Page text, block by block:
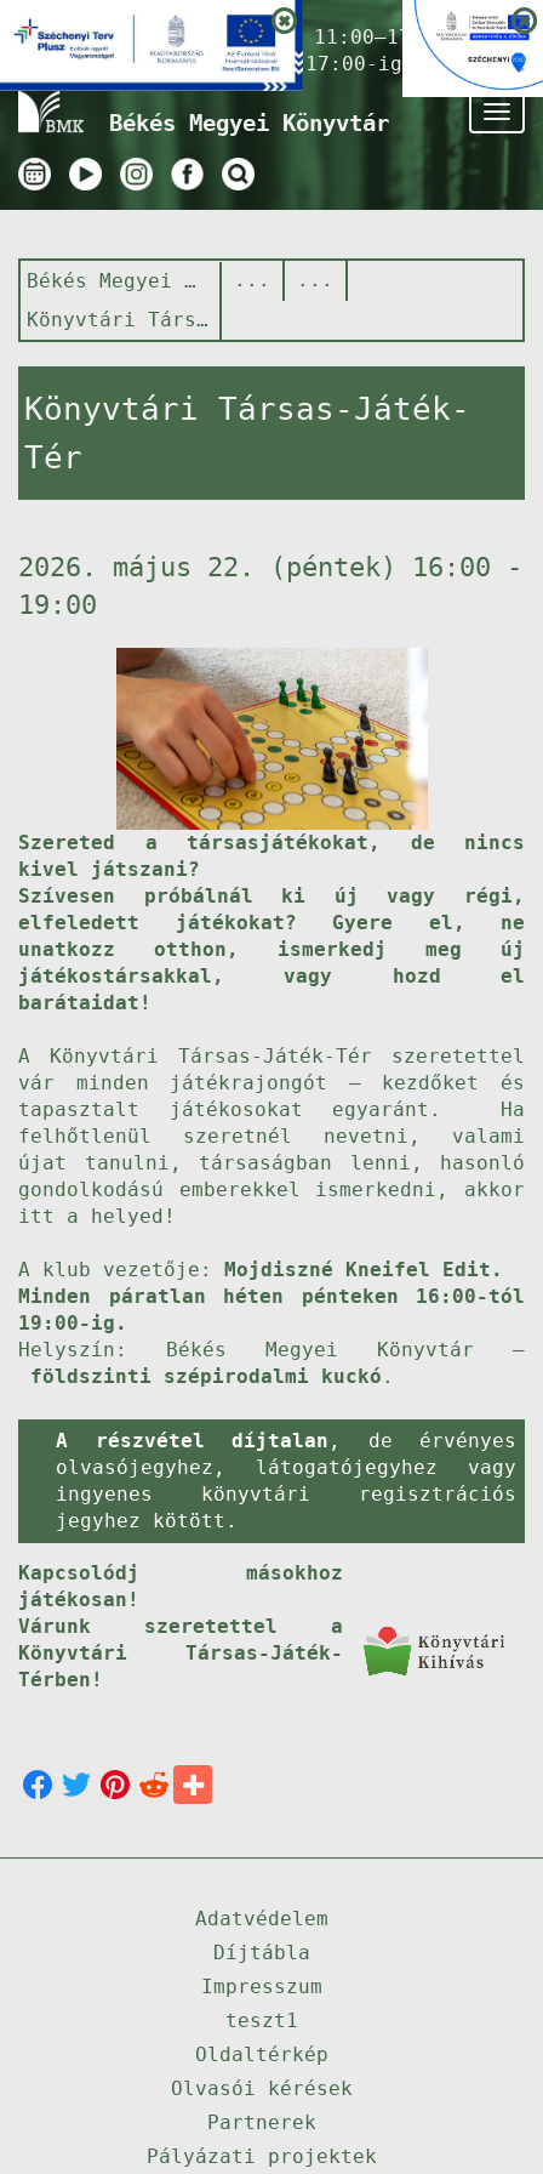
Nyitvatartás ma:11:00–17:00
(Gyermekkönyvtár 17:00-ig)
Békés Megyei Könyvtár
Békés Megyei Könyvtár
Könyvtári Társas-Játék-Tér
Könyvtári Társas-Játék-
Tér
2026. május 22. (péntek) 16:00 -
19:00
Szereted a társasjátékokat, de nincs
kivel játszani?
Szívesen próbálnál ki új vagy régi,
elfeledett játékokat? Gyere el, ne
unatkozz otthon, ismerkedj meg új
játékostársakkal, vagy hozd el
barátaidat!
A Könyvtári Társas-Játék-Tér szeretettel
vár minden játékrajongót – kezdőket és
tapasztalt játékosokat egyaránt. Ha
felhőtlenül szeretnél nevetni, valami
újat tanulni, társaságban lenni, hasonló
gondolkodású emberekkel ismerkedni, akkor
itt a helyed!
A klub vezetője: Mojdiszné Kneifel Edit.
Minden páratlan héten pénteken 16:00-tól
19:00-ig.
Helyszín: Békés Megyei Könyvtár –
földszinti szépirodalmi kuckó .
A részvétel díjtalan , de érvényes
olvasójegyhez, látogatójegyhez vagy
ingyenes könyvtári regisztrációs
jegyhez kötött.
Kapcsolódj másokhoz
játékosan!
Várunk szeretettel a
Könyvtári Társas-Játék-
Térben!
Adatvédelem
Díjtábla
Impresszum
teszt1
Oldaltérkép
Olvasói kérések
Partnerek
Pályázati projektek